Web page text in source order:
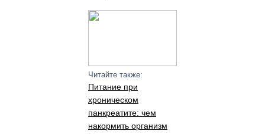
Читайте также:
Питание при
хроническом
панкреатите: чем
накормить организм